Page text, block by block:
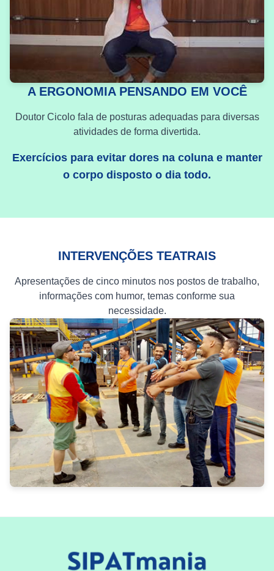
A ERGONOMIA PENSANDO EM VOCÊ
Doutor Cicolo fala de posturas adequadas para diversas
atividades de forma divertida.
Exercícios para evitar dores na coluna e manter
o corpo disposto o dia todo.
INTERVENÇÕES TEATRAIS
Apresentações de cinco minutos nos postos de trabalho,
informações com humor, temas conforme sua
necessidade.